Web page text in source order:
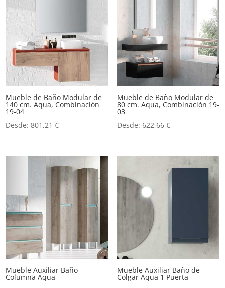
Mueble de Baño Modular de
140 cm. Aqua, Combinación
19-04
Desde:801,21€
Mueble de Baño Modular de
80 cm. Aqua, Combinación 19-
03
Desde: 622,66 €
Mueble Auxiliar Baño
Columna Aqua
Mueble Auxiliar Baño de
Colgar Aqua 1 Puerta